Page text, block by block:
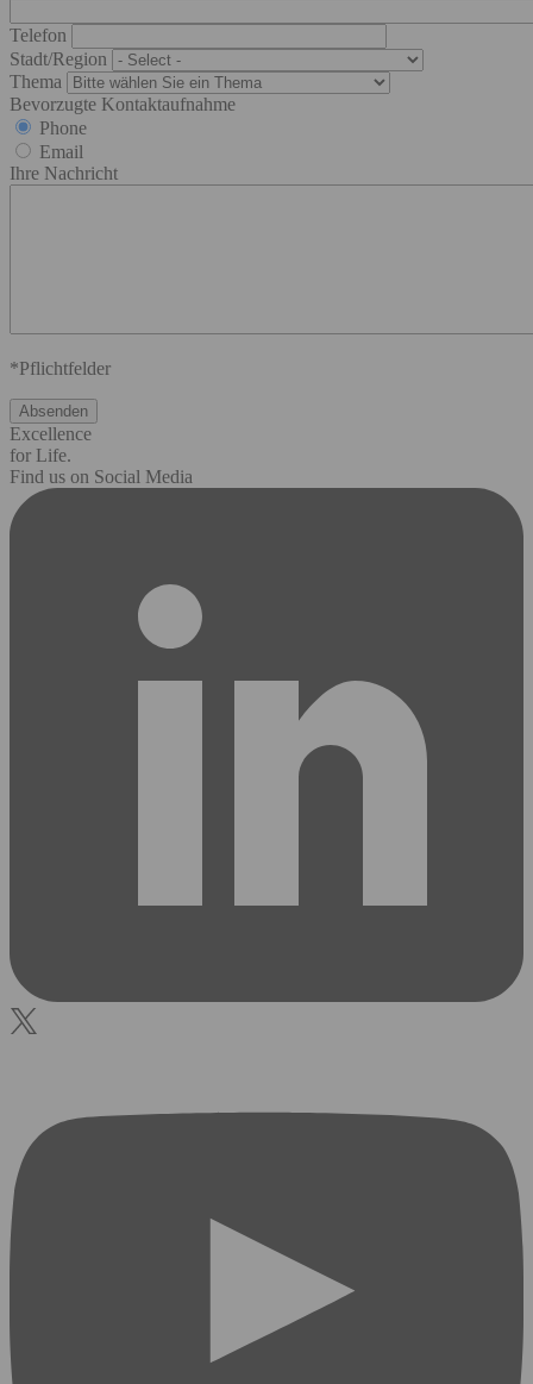
Telefon
Stadt/Region
Thema
Bevorzugte Kontaktaufnahme
Phone
Email
Ihre Nachricht
*Pflichtfelder
Excellence
for Life.
Find us on Social Media